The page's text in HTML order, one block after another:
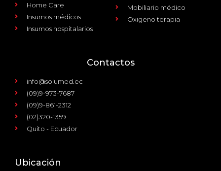
Home Care
Insumos médicos
Insumos hospitalarios
Mobiliario médico
Oxigeno terapia
Contactos
info@solumed.ec
(09)9-973-7687
(09)9-861-2312
(02)320-1359
Quito - Ecuador
Ubicación